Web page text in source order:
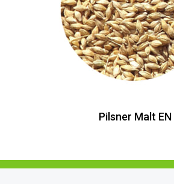
Pilsner Malt EN